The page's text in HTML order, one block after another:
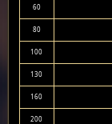
60
80
100
130
160
200